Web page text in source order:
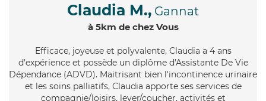
Claudia M., Gannat
à 5km de chez Vous
Efficace, joyeuse et polyvalente, Claudia a 4 ans
d'expérience et possède un diplôme d'Assistante De Vie
Dépendance (ADVD). Maitrisant bien l'incontinence urinaire
et les soins palliatifs, Claudia apporte ses services de
compagnie/loisirs, lever/coucher, activités et